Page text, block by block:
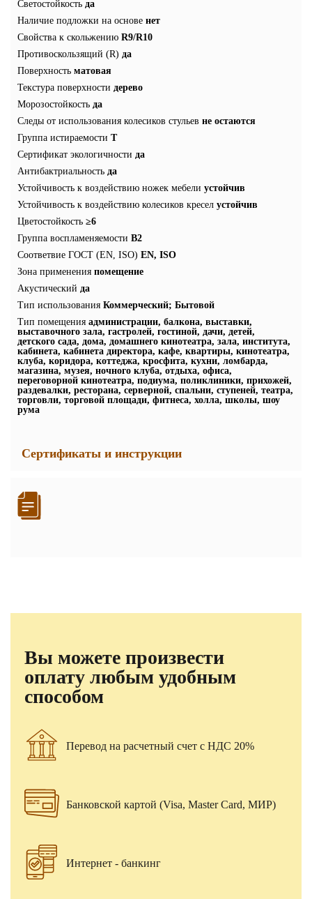
Светостойкость да
Наличие подложки на основе нет
Свойства к скольжению R9/R10
Противоскользящий (R) да
Поверхность матовая
Текстура поверхности дерево
Морозостойкость да
Следы от использования колесиков стульев не остаются
Группа истираемости Т
Сертификат экологичности да
Антибактриальность да
Устойчивость к воздействию ножек мебели устойчив
Устойчивость к воздействию колесиков кресел устойчив
Цветостойкость ≥6
Группа воспламеняемости В2
Соответвие ГОСТ (EN, ISO) EN, ISO
Зона применения помещение
Акустический да
Тип использования Коммерческий; Бытовой
Тип помещения администрации, балкона, выставки,
выставочного зала, гастролей, гостиной, дачи, детей,
детского сада, дома, домашнего кинотеатра, зала, института,
кабинета, кабинета директора, кафе, квартиры, кинотеатра,
клуба, коридора, коттеджа, кросфита, кухни, ломбарда,
магазина, музея, ночного клуба, отдыха, офиса,
переговорной кинотеатра, подиума, поликлиники, прихожей,
раздевалки, ресторана, серверной, спальни, ступеней, театра,
торговли, торговой площади, фитнеса, холла, школы, шоу
рума
Сертификаты и инструкции
Вы можете произвести
оплату любым удобным
способом
Перевод на расчетный счет с НДС 20%
Банковской картой (Visa, Master Card, МИР)
Интернет - банкинг